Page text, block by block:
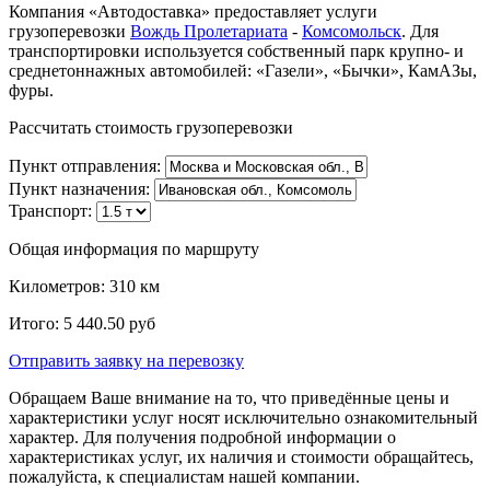
Компания «Автодоставка» предоставляет услуги
грузоперевозки Вождь Пролетариата - Комсомольск. Для
транспортировки используется собственный парк крупно- и
среднетоннажных автомобилей: «Газели», «Бычки», КамАЗы,
фуры.
Рассчитать стоимость грузоперевозки
Пункт отправления:
Пункт назначения:
Транспорт:
Общая информация по маршруту
Километров: 310 км
Итого: 5 440.50 руб
Отправить заявку на перевозку
Обращаем Ваше внимание на то, что приведённые цены и
характеристики услуг носят исключительно ознакомительный
характер. Для получения подробной информации о
характеристиках услуг, их наличия и стоимости обращайтесь,
пожалуйста, к специалистам нашей компании.